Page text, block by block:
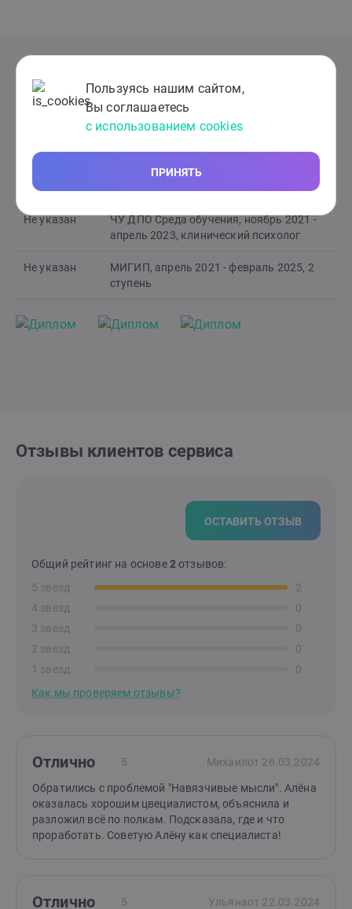
Пользуясь нашим сайтом,
Вы соглашаетесь
с использованием cookies
ПРИНЯТЬ
Образование
Образование проверено 3 дополнительных
МИГИП, ноябрь 2020 - март 2021, 1-ая
Не указан
ЧУ ДПО Среда обучения, ноябрь 2021 -
апрель 2023, клинический психолог
Не указан
МИГИП, апрель 2021 - февраль 2025, 2
ступень
Отзывы клиентов сервиса
ОСТАВИТЬ ОТЗЫВ
Как мы проверяем отзывы?
Общий рейтинг на основе2отзывов:
5 звезд
2
4 звезд
0
3 звезд
0
2 звезд
0
1 звезд
0
Отлично 5 Михаилот 26.03.2024
Обратились с проблемой "Навязчивые мысли". Алёна
оказалась хорошим цвециалистом, объяснила и
разложил всё по полкам. Подсказала, где и что
проработать. Советую Алёну как специалиста!
Отлично 5 Ульянаот 22.03.2024